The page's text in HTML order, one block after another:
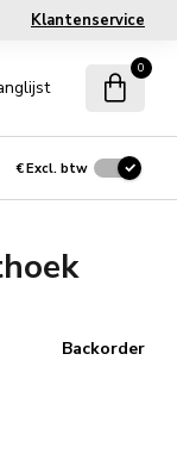
Klantenservice
0
€Excl. btw
Backorder